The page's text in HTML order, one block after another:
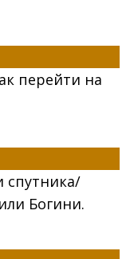
перейти на
спутника/
Богини.